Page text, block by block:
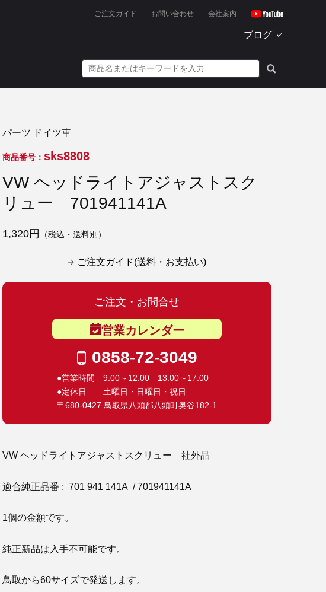
ご注文ガイド お問い合わせ 会社案内
ブログ
パーツ ドイツ車
商品番号： sks8808
VW ヘッドライトアジャストスク
リュー 701941141A
1,320円 （税込・送料別）
ご注文ガイド(送料・お支払い)
ご注文・お問合せ
営業カレンダー
0858-72-3049
●営業時間 9:00～12:00 13:00～17:00
●定休日 土曜日・日曜日・祝日
〒680-0427 鳥取県八頭郡八頭町奥谷182-1
VW ヘッドライトアジャストスクリュー 社外品
適合純正品番 : 701 941 141A / 701941141A
1個の金額です。
純正新品は入手不可能です。
鳥取から60サイズで発送します。